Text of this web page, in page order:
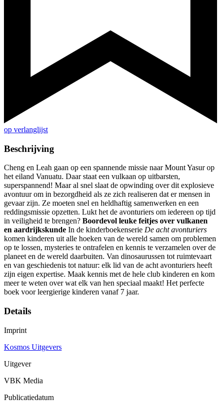
op verlanglijst
Beschrijving
Cheng en Leah gaan op een spannende missie naar Mount Yasur op
het eiland Vanuatu. Daar staat een vulkaan op uitbarsten,
superspannend! Maar al snel slaat de opwinding over dit explosieve
avontuur om in bezorgdheid als ze zich realiseren dat er mensen in
gevaar zijn. Ze moeten snel en heldhaftig samenwerken en een
reddingsmissie opzetten. Lukt het de avonturiers om iedereen op tijd
in veiligheid te brengen? Boordevol leuke feitjes over vulkanen
en aardrijkskunde In de kinderboekenserie De acht avonturiers
komen kinderen uit alle hoeken van de wereld samen om problemen
op te lossen, mysteries te ontrafelen en kennis te verzamelen over de
planeet en de wereld daarbuiten. Van dinosaurussen tot ruimtevaart
en van geschiedenis tot natuur: elk lid van de acht avonturiers heeft
zijn eigen expertise. Maak kennis met de hele club kinderen en kom
meer te weten over wat elk van hen speciaal maakt! Het perfecte
boek voor leergierige kinderen vanaf 7 jaar.
Details
Imprint
Kosmos Uitgevers
Uitgever
VBK Media
Publicatiedatum